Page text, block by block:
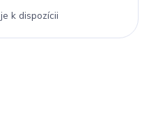
k dispozícii